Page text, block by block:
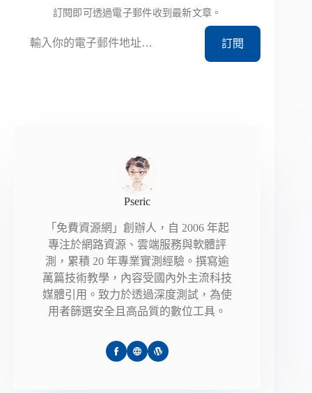
訂閱即可透過電子郵件收到最新文章。
訂閱
Pseric
「免費資源網」創辦人，自 2006 年起
專注於網路資源、雲端服務與軟體評
測，累積 20 年專業實測經驗。撰寫逾
萬篇技術教學，內容受國內外主流科技
媒體引用。致力於透過深度測試，為使
用者篩選安全且高品質的數位工具。